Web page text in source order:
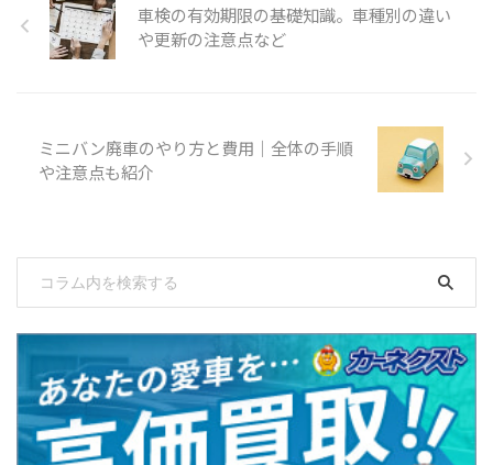
車検の有効期限の基礎知識。車種別の違い
や更新の注意点など
ミニバン廃車のやり方と費用｜全体の手順
や注意点も紹介